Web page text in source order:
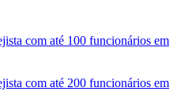
com até 100 funcionários em
com até 200 funcionários em